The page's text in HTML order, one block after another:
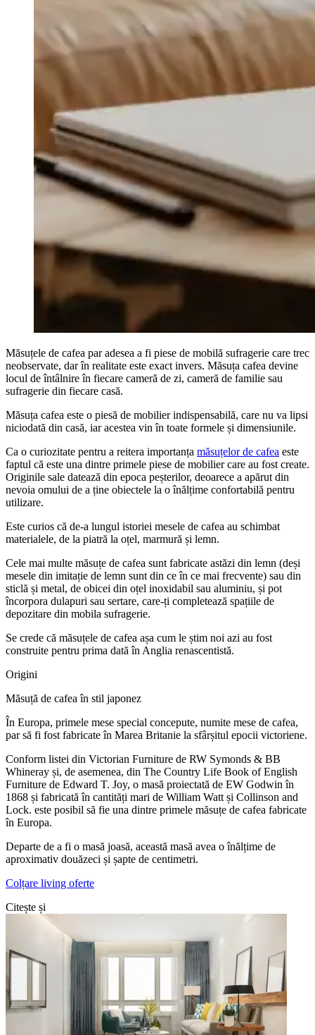
Măsuțele de cafea par adesea a fi piese de mobilă sufragerie care trec
neobservate, dar în realitate este exact invers. Măsuța cafea devine
locul de întâlnire în fiecare cameră de zi, cameră de familie sau
sufragerie din fiecare casă.
Măsuța cafea este o piesă de mobilier indispensabilă, care nu va lipsi
niciodată din casă, iar acestea vin în toate formele și dimensiunile.
Ca o curiozitate pentru a reitera importanța măsuțelor de cafea este
faptul că este una dintre primele piese de mobilier care au fost create.
Originile sale datează din epoca peșterilor, deoarece a apărut din
nevoia omului de a ține obiectele la o înălțime confortabilă pentru
utilizare.
Este curios că de-a lungul istoriei mesele de cafea au schimbat
materialele, de la piatră la oțel, marmură și lemn.
Cele mai multe măsuțe de cafea sunt fabricate astăzi din lemn (deși
mesele din imitație de lemn sunt din ce în ce mai frecvente) sau din
sticlă și metal, de obicei din oțel inoxidabil sau aluminiu, și pot
încorpora dulapuri sau sertare, care-ți completează spațiile de
depozitare din mobila sufragerie.
Se crede că măsuțele de cafea așa cum le știm noi azi au fost
construite pentru prima dată în Anglia renascentistă.
Origini
Măsuță de cafea în stil japonez
În Europa, primele mese special concepute, numite mese de cafea,
par să fi fost fabricate în Marea Britanie la sfârșitul epocii victoriene.
Conform listei din Victorian Furniture de RW Symonds & BB
Whineray și, de asemenea, din The Country Life Book of English
Furniture de Edward T. Joy, o masă proiectată de EW Godwin în
1868 și fabricată în cantități mari de William Watt și Collinson and
Lock. este posibil să fie una dintre primele măsuțe de cafea fabricate
în Europa.
Departe de a fi o masă joasă, această masă avea o înălțime de
aproximativ douăzeci și șapte de centimetri.
Colțare living oferte
Citește și